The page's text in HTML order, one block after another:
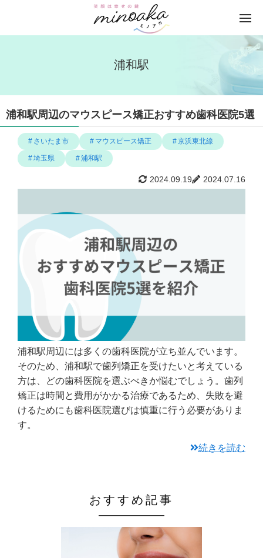
浦和駅
浦和駅周辺のマウスピース矯正おすすめ歯科医院5選
さいたま市 マウスピース矯正 京浜東北線
埼玉県 浦和駅
2024.07.16
2024.09.19
浦和駅周辺には多くの歯科医院が立ち並んでいます。
そのため、浦和駅で歯列矯正を受けたいと考えている
方は、どの歯科医院を選ぶべきか悩むでしょう。歯列
矯正は時間と費用がかかる治療であるため、失敗を避
けるためにも歯科医院選びは慎重に行う必要がありま
す。
続きを読む
おすすめ記事